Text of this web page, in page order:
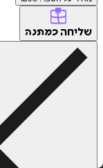
כמתנה